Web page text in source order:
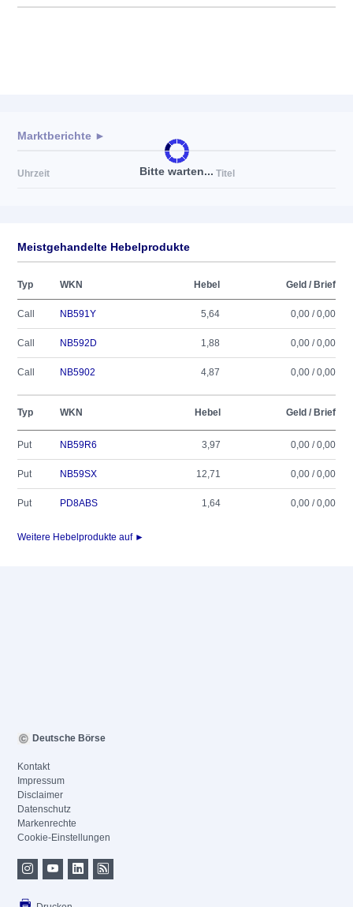
Bitte warten...
Marktberichte ►
Uhrzeit Titel
Meistgehandelte Hebelprodukte
Typ WKN Hebel Geld / Brief
Call NB591Y 5,64 0,00 / 0,00
Call NB592D 1,88 0,00 / 0,00
Call NB5902 4,87 0,00 / 0,00
Typ WKN Hebel Geld / Brief
Put NB59R6 3,97 0,00 / 0,00
Put NB59SX 12,71 0,00 / 0,00
Put PD8ABS 1,64 0,00 / 0,00
Weitere Hebelprodukte auf ►
Deutsche Börse
Kontakt
Impressum
Disclaimer
Datenschutz
Markenrechte
Cookie-Einstellungen